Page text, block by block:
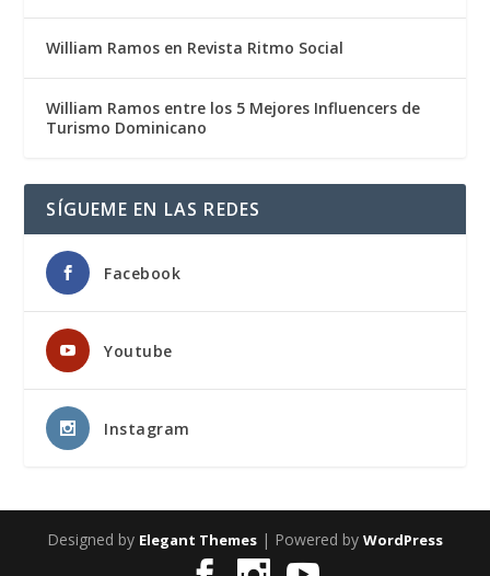
William Ramos en Revista Ritmo Social
William Ramos entre los 5 Mejores Influencers de
Turismo Dominicano
SÍGUEME EN LAS REDES
Facebook
Youtube
Instagram
Designed by Elegant Themes | Powered by WordPress